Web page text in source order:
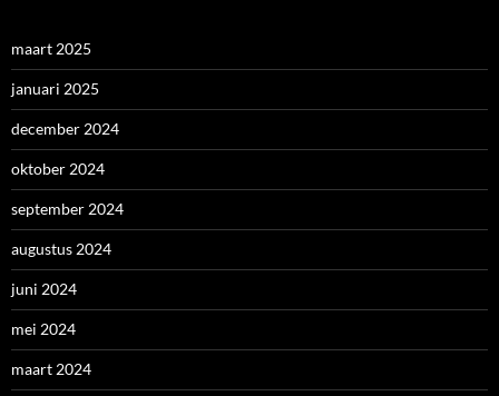
maart 2025
januari 2025
december 2024
oktober 2024
september 2024
augustus 2024
juni 2024
mei 2024
maart 2024